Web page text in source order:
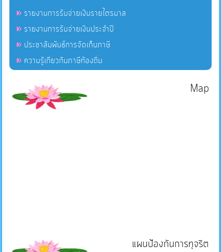
รายงานการรับจ่ายเงินรายไตรมาส
รายงานการรับจ่ายเงินประจำปี
ประชาสัมพันธ์การจัดเก็บภาษี
ความรู้เกี่ยวกับภาษีท้องถิ่น
Map
แผนป้องกันการทุจริต